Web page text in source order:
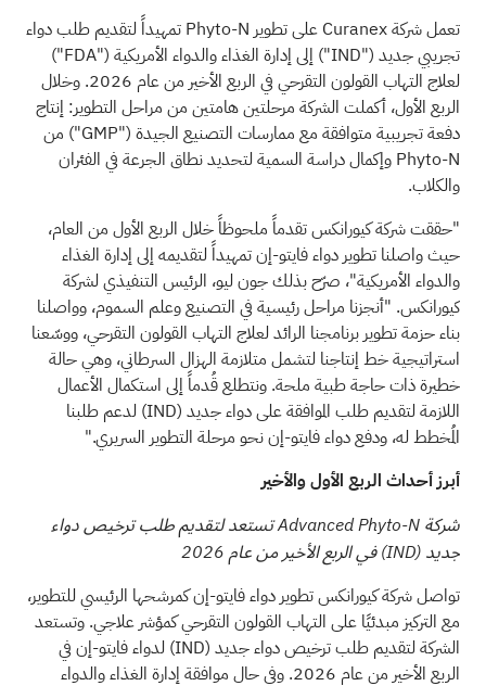
تعمل شركة Curanex على تطوير Phyto-N تمهيداً لتقديم طلب دواء
تجريبي جديد ("IND") إلى إدارة الغذاء والدواء الأمريكية ("FDA")
لعلاج التهاب القولون التقرحي في الربع الأخير من عام 2026. وخلال
الربع الأول، أكملت الشركة مرحلتين هامتين من مراحل التطوير: إنتاج
دفعة تجريبية متوافقة مع ممارسات التصنيع الجيدة ("GMP") من
Phyto-N وإكمال دراسة السمية لتحديد نطاق الجرعة في الفئران
والكلاب.
"حققت شركة كيورانكس تقدماً ملحوظاً خلال الربع الأول من العام،
حيث واصلنا تطوير دواء فايتو-إن تمهيداً لتقديمه إلى إدارة الغذاء
والدواء الأمريكية"، صرّح بذلك جون ليو، الرئيس التنفيذي لشركة
كيورانكس. "أنجزنا مراحل رئيسية في التصنيع وعلم السموم، وواصلنا
بناء حزمة تطوير برنامجنا الرائد لعلاج التهاب القولون التقرحي، ووسّعنا
استراتيجية خط إنتاجنا لتشمل متلازمة الهزال السرطاني، وهي حالة
خطيرة ذات حاجة طبية ملحة. ونتطلع قُدماً إلى استكمال الأعمال
اللازمة لتقديم طلب الموافقة على دواء جديد (IND) لدعم طلبنا
المُخطط له، ودفع دواء فايتو-إن نحو مرحلة التطوير السريري."
أبرز أحداث الربع الأول والأخير
شركة Advanced Phyto-N تستعد لتقديم طلب ترخيص دواء
جديد (IND) في الربع الأخير من عام 2026
تواصل شركة كيورانكس تطوير دواء فايتو-إن كمرشحها الرئيسي للتطوير،
مع التركيز مبدئيًا على التهاب القولون التقرحي كمؤشر علاجي. وتستعد
الشركة لتقديم طلب ترخيص دواء جديد (IND) لدواء فايتو-إن في
الربع الأخير من عام 2026. وفي حال موافقة إدارة الغذاء والدواء